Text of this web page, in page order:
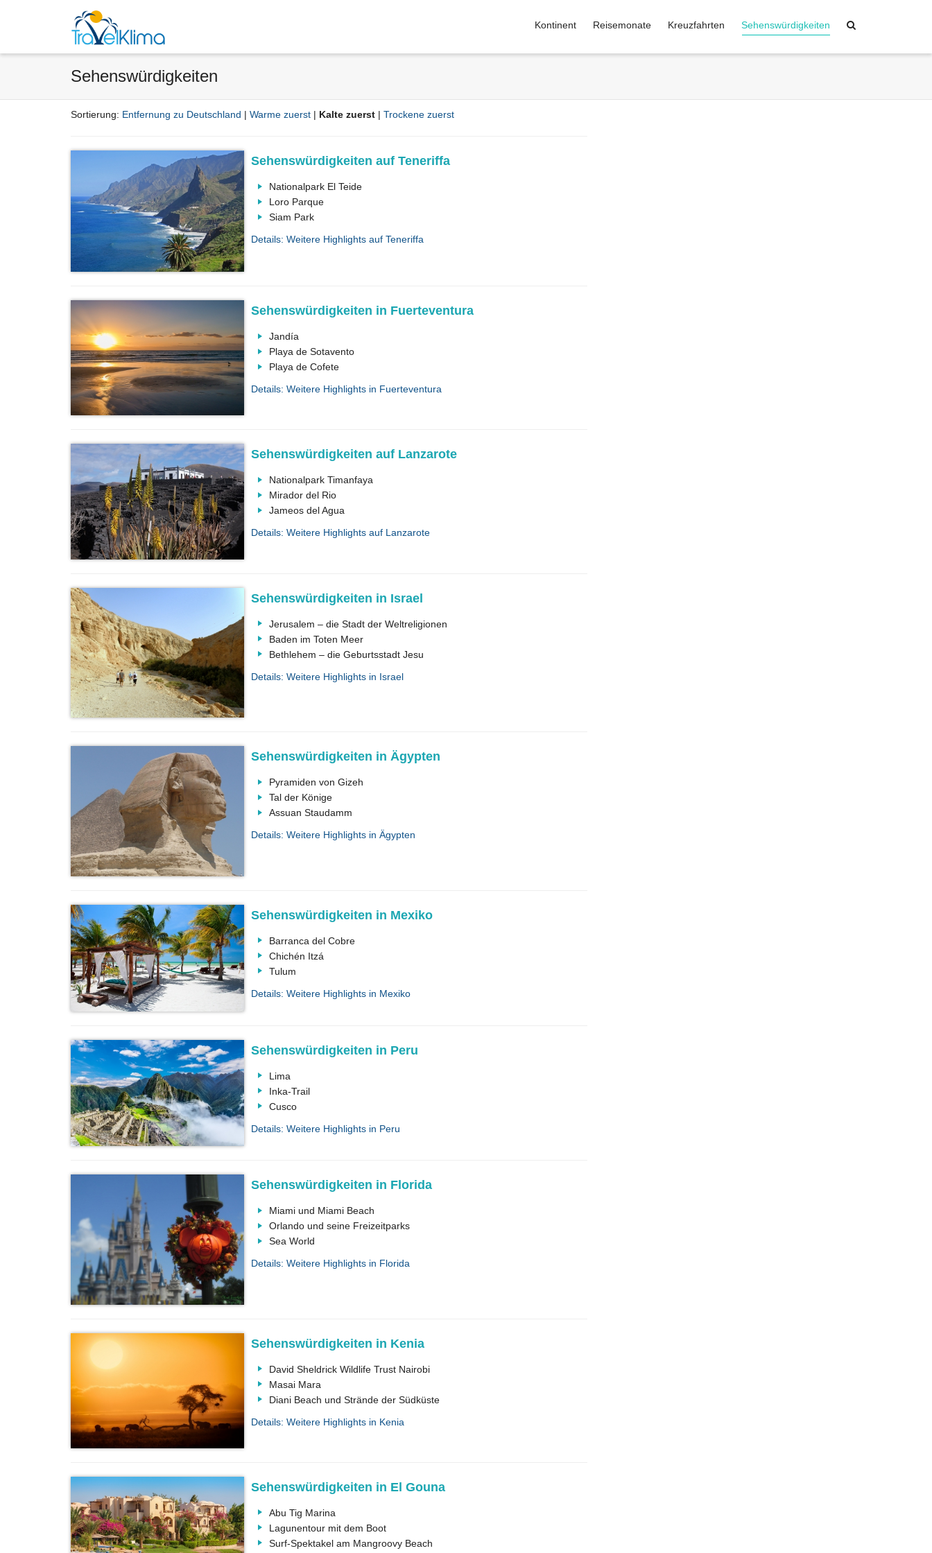
Kontinent Reisemonate Kreuzfahrten Sehenswürdigkeiten
Sehenswürdigkeiten
Sortierung: Entfernung zu Deutschland | Warme zuerst | Kalte zuerst | Trockene zuerst
Sehenswürdigkeiten auf Teneriffa
Nationalpark El Teide
Loro Parque
Siam Park
Details: Weitere Highlights auf Teneriffa
Sehenswürdigkeiten in Fuerteventura
Jandía
Playa de Sotavento
Playa de Cofete
Details: Weitere Highlights in Fuerteventura
Sehenswürdigkeiten auf Lanzarote
Nationalpark Timanfaya
Mirador del Rio
Jameos del Agua
Details: Weitere Highlights auf Lanzarote
Sehenswürdigkeiten in Israel
Jerusalem – die Stadt der Weltreligionen
Baden im Toten Meer
Bethlehem – die Geburtsstadt Jesu
Details: Weitere Highlights in Israel
Sehenswürdigkeiten in Ägypten
Pyramiden von Gizeh
Tal der Könige
Assuan Staudamm
Details: Weitere Highlights in Ägypten
Sehenswürdigkeiten in Mexiko
Barranca del Cobre
Chichén Itzá
Tulum
Details: Weitere Highlights in Mexiko
Sehenswürdigkeiten in Peru
Lima
Inka-Trail
Cusco
Details: Weitere Highlights in Peru
Sehenswürdigkeiten in Florida
Miami und Miami Beach
Orlando und seine Freizeitparks
Sea World
Details: Weitere Highlights in Florida
Sehenswürdigkeiten in Kenia
David Sheldrick Wildlife Trust Nairobi
Masai Mara
Diani Beach und Strände der Südküste
Details: Weitere Highlights in Kenia
Sehenswürdigkeiten in El Gouna
Abu Tig Marina
Lagunentour mit dem Boot
Surf-Spektakel am Mangroovy Beach